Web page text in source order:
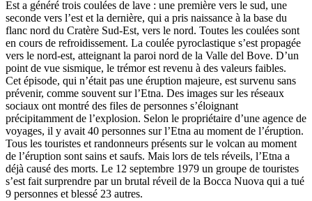
Est a généré trois coulées de lave : une première vers le sud, une
seconde vers l’est et la dernière, qui a pris naissance à la base du
flanc nord du Cratère Sud-Est, vers le nord. Toutes les coulées sont
en cours de refroidissement. La coulée pyroclastique s’est propagée
vers le nord-est, atteignant la paroi nord de la Valle del Bove. D’un
point de vue sismique, le trémor est revenu à des valeurs faibles.
Cet épisode, qui n’était pas une éruption majeure, est survenu sans
prévenir, comme souvent sur l’Etna. Des images sur les réseaux
sociaux ont montré des files de personnes s’éloignant
précipitamment de l’explosion. Selon le propriétaire d’une agence de
voyages, il y avait 40 personnes sur l’Etna au moment de l’éruption.
Tous les touristes et randonneurs présents sur le volcan au moment
de l’éruption sont sains et saufs. Mais lors de tels réveils, l’Etna a
déjà causé des morts. Le 12 septembre 1979 un groupe de touristes
s’est fait surprendre par un brutal réveil de la Bocca Nuova qui a tué
9 personnes et blessé 23 autres.